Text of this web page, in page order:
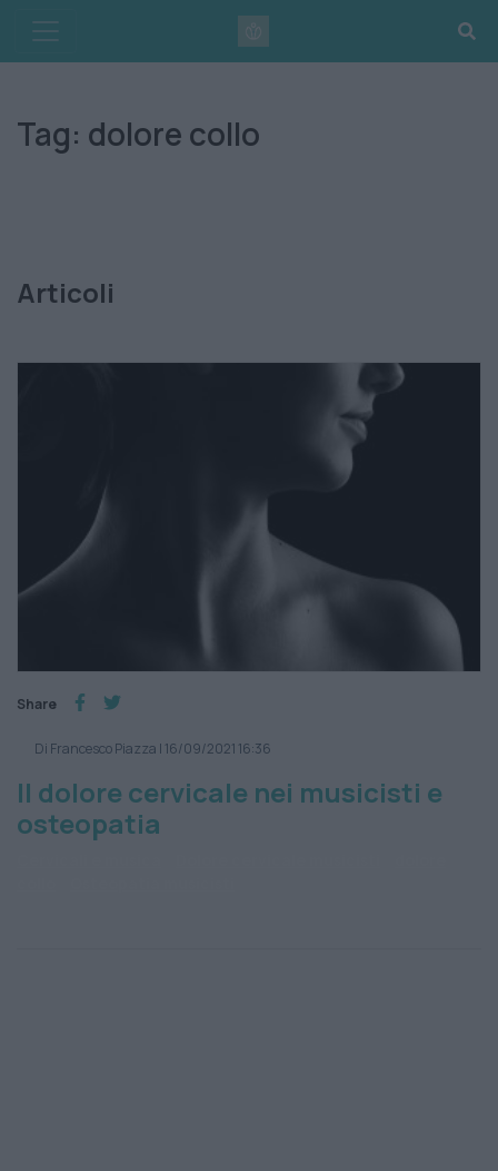
content
Tag: dolore collo
Articoli
Share
Di Francesco Piazza | 16/09/2021 16:36
Il dolore cervicale nei musicisti e
osteopatia